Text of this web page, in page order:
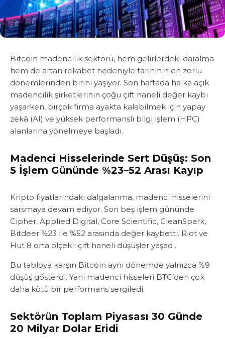
Bitcoin madencilik sektörü, hem gelirlerdeki daralma
hem de artan rekabet nedeniyle tarihinin en zorlu
dönemlerinden birini yaşıyor. Son haftada halka açık
madencilik şirketlerinin çoğu çift haneli değer kaybı
yaşarken, birçok firma ayakta kalabilmek için yapay
zekâ (AI) ve yüksek performanslı bilgi işlem (HPC)
alanlarına yönelmeye başladı.
Madenci Hisselerinde Sert Düşüş: Son
5 İşlem Gününde %23–52 Arası Kayıp
Kripto fiyatlarındaki dalgalanma, madenci hisselerini
sarsmaya devam ediyor. Son beş işlem gününde
Cipher, Applied Digital, Core Scientific, CleanSpark,
Bitdeer %23 ile %52 arasında değer kaybetti‎‎. Riot ve
Hut 8 orta ölçekli çift haneli düşüşler yaşadı.
‎‎‎Bu tabloya karşın Bitcoin aynı dönemde yalnızca %9
düşüş gösterdi.‎ Yani madenci hisseleri BTC’den çok
daha kötü bir performans sergiledi.‎‎‎
Sektörün Toplam Piyasası 30 Günde
20 Milyar Dolar Eridi‎‎